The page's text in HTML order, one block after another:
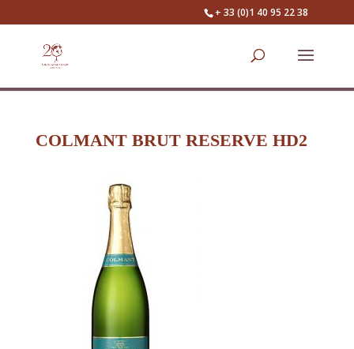
+ 33 (0)1 40 95 22 38
COLMANT BRUT RESERVE HD2